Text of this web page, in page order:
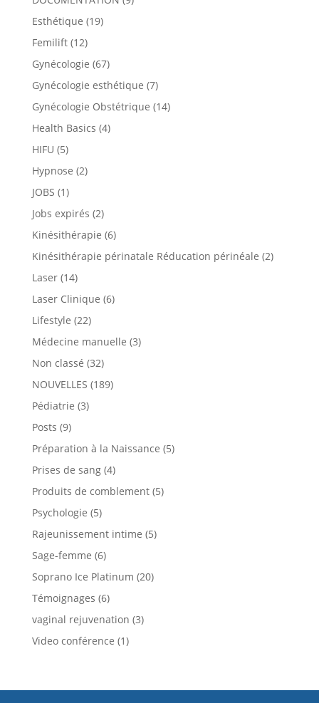
Esthétique (19)
Femilift(12)
Gynécologie (67)
Gynécologie esthétique (7)
Gynécologie Obstétrique (14)
Health Basics (4)
HIFU (5)
Hypnose (2)
JOBS (1)
Jobs expirés (2)
Kinésithérapie (6)
Kinésithérapie périnatale Réducation périnéale (2)
Laser(14)
Laser Clinique (6)
Lifestyle (22)
Médecine manuelle (3)
Non classé (32)
NOUVELLES (189)
Pédiatrie (3)
Posts (9)
Préparation à la Naissance (5)
Prises de sang(4)
Produits de comblement(5)
Psychologie (5)
Rajeunissement intime (5)
Sage-femme (6)
Soprano Ice Platinum (20)
Témoignages (6)
vaginal rejuvenation (3)
Video conférence (1)